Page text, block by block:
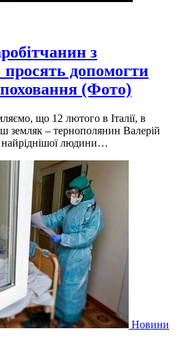
з
допомогти
(Фото)
що 12 лютого в Італії, в
земляк – тернополянин Валерій
людини…
Новини